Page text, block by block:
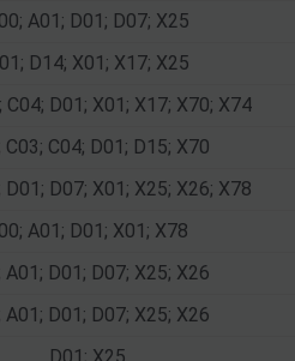
A01; D01; D07; X25
D14; X01; X17; X25
C04; D01; X01; X17; X70; X74
C03; C04; D01; D15; X70
D01; D07; X01; X25; X26; X78
A01; D01; X01; X78
A01; D01; D07; X25; X26
A01; D01; D07; X25; X26